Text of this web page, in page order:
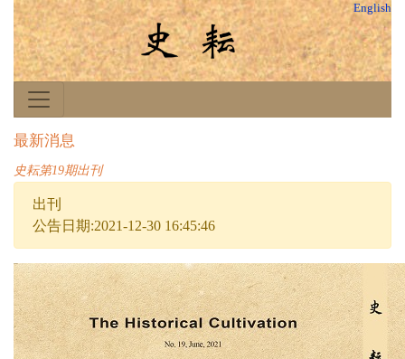
English
最新消息
史耘第19期出刊
出刊
公告日期:2021-12-30 16:45:46